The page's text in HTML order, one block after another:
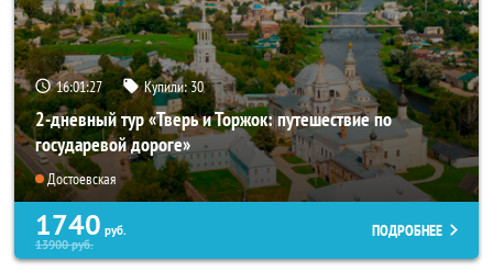
16:01:26 Купили:30
2-дневный тур «Тверь и Торжок: путешествие по
государевой дороге»
Достоевская
1740 руб.
13900руб.
ПОДРОБНЕЕ